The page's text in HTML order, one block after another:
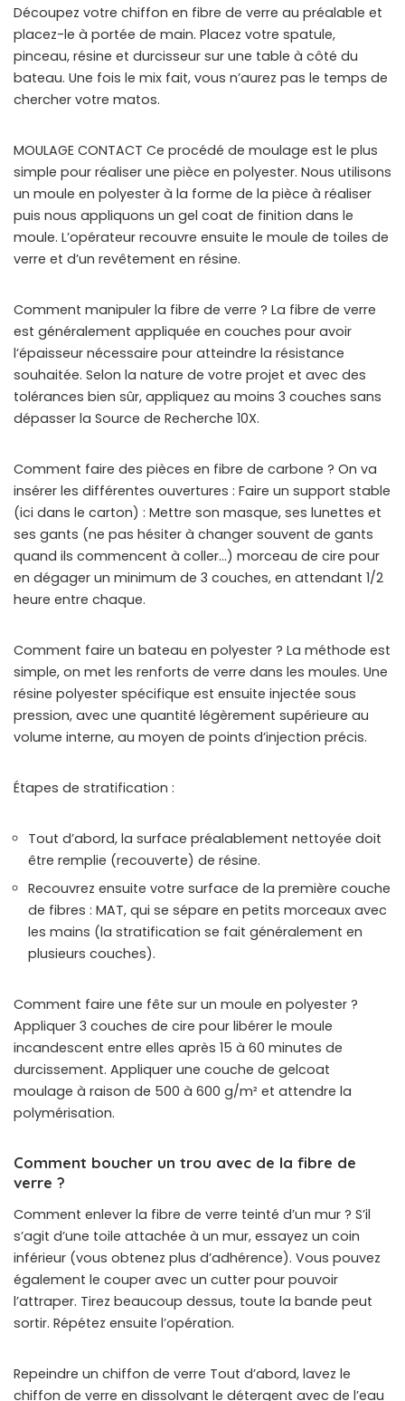
Découpez votre chiffon en fibre de verre au préalable et
placez-le à portée de main. Placez votre spatule,
pinceau, résine et durcisseur sur une table à côté du
bateau. Une fois le mix fait, vous n’aurez pas le temps de
chercher votre matos.
MOULAGE CONTACT Ce procédé de moulage est le plus
simple pour réaliser une pièce en polyester. Nous utilisons
un moule en polyester à la forme de la pièce à réaliser
puis nous appliquons un gel coat de finition dans le
moule. L’opérateur recouvre ensuite le moule de toiles de
verre et d’un revêtement en résine.
Comment manipuler la fibre de verre ? La fibre de verre
est généralement appliquée en couches pour avoir
l’épaisseur nécessaire pour atteindre la résistance
souhaitée. Selon la nature de votre projet et avec des
tolérances bien sûr, appliquez au moins 3 couches sans
dépasser la Source de Recherche 10X.
Comment faire des pièces en fibre de carbone ? On va
insérer les différentes ouvertures : Faire un support stable
(ici dans le carton) : Mettre son masque, ses lunettes et
ses gants (ne pas hésiter à changer souvent de gants
quand ils commencent à coller…) morceau de cire pour
en dégager un minimum de 3 couches, en attendant 1/2
heure entre chaque.
Comment faire un bateau en polyester ? La méthode est
simple, on met les renforts de verre dans les moules. Une
résine polyester spécifique est ensuite injectée sous
pression, avec une quantité légèrement supérieure au
volume interne, au moyen de points d’injection précis.
Étapes de stratification :
Tout d’abord, la surface préalablement nettoyée doit
être remplie (recouverte) de résine.
Recouvrez ensuite votre surface de la première couche
de fibres : MAT, qui se sépare en petits morceaux avec
les mains (la stratification se fait généralement en
plusieurs couches).
Comment faire une fête sur un moule en polyester ?
Appliquer 3 couches de cire pour libérer le moule
incandescent entre elles après 15 à 60 minutes de
durcissement. Appliquer une couche de gelcoat
moulage à raison de 500 à 600 g/m² et attendre la
polymérisation.
Comment boucher un trou avec de la fibre de
verre ?
Comment enlever la fibre de verre teinté d’un mur ? S’il
s’agit d’une toile attachée à un mur, essayez un coin
inférieur (vous obtenez plus d’adhérence). Vous pouvez
également le couper avec un cutter pour pouvoir
l’attraper. Tirez beaucoup dessus, toute la bande peut
sortir. Répétez ensuite l’opération.
Repeindre un chiffon de verre Tout d’abord, lavez le
chiffon de verre en dissolvant le détergent avec de l’eau